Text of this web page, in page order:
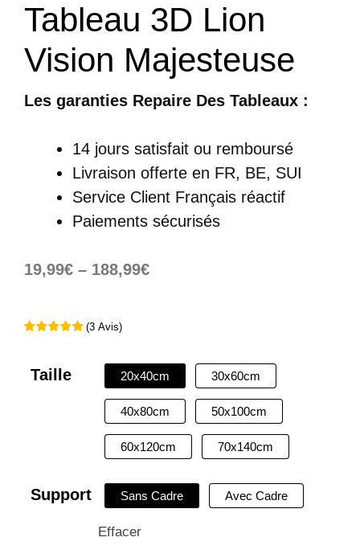
Tableau 3D Lion
Vision Majesteuse
Les garanties Repaire Des Tableaux :
14 jours satisfait ou remboursé
Livraison offerte en FR, BE, SUI
Service Client Français réactif
Paiements sécurisés
19,99€ – 188,99€
(3 Avis)
Taille 20x40cm 30x60cm
40x80cm 50x100cm
60x120cm 70x140cm
Support Sans Cadre Avec Cadre
Effacer